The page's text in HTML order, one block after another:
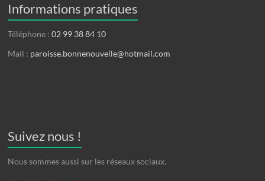
Informations pratiques
Téléphone :02 99 38 84 10
Mail : paroisse.bonnenouvelle@hotmail.com
Suivez nous !
Nous sommes aussi sur les réseaux sociaux.